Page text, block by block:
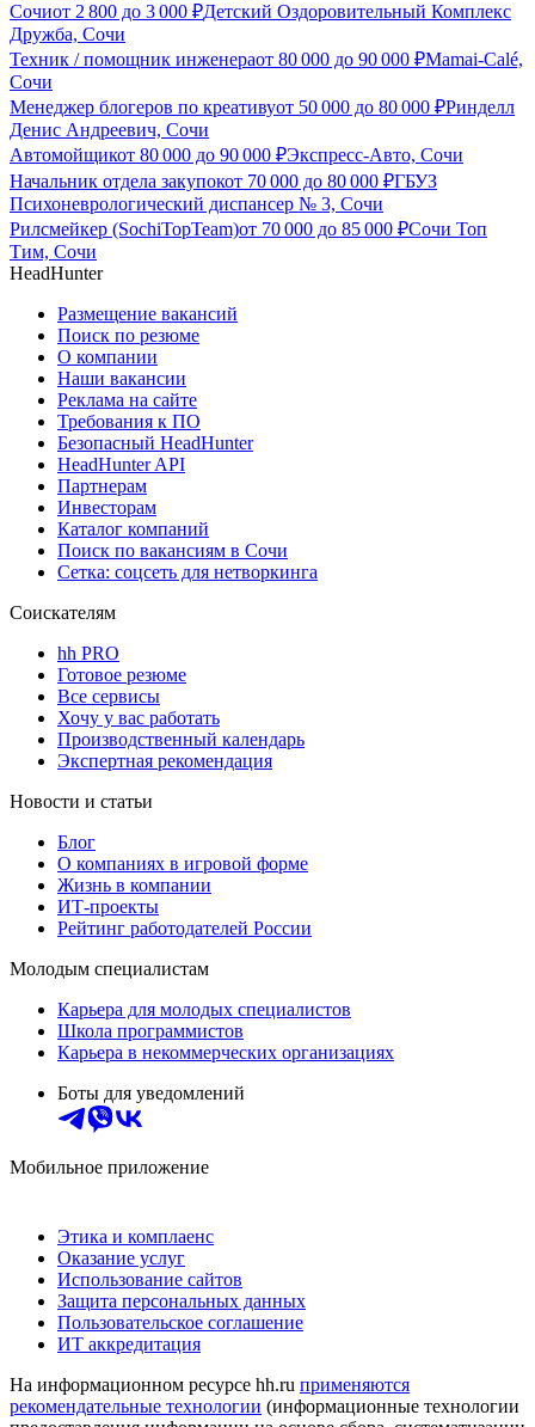
Сочиот 2 800 до 3 000 ₽Детский Оздоровительный Комплекс
Дружба, Сочи
Техник / помощник инженераот 80 000 до 90 000 ₽Mamai-Calé,
Сочи
Менеджер блогеров по креативуот 50 000 до 80 000 ₽Ринделл
Денис Андреевич, Сочи
Автомойщикот 80 000 до 90 000 ₽Экспресс-Авто, Сочи
Начальник отдела закупокот 70 000 до 80 000 ₽ГБУЗ
Психоневрологический диспансер № 3, Сочи
Рилсмейкер (SochiTopTeam)от 70 000 до 85 000 ₽Сочи Топ
Тим, Сочи
HeadHunter
Размещение вакансий
Поиск по резюме
О компании
Наши вакансии
Реклама на сайте
Требования к ПО
Безопасный HeadHunter
HeadHunter API
Партнерам
Инвесторам
Каталог компаний
Поиск по вакансиям в Сочи
Сетка: соцсеть для нетворкинга
Соискателям
hh PRO
Готовое резюме
Все сервисы
Хочу у вас работать
Производственный календарь
Экспертная рекомендация
Новости и статьи
Блог
О компаниях в игровой форме
Жизнь в компании
ИТ-проекты
Рейтинг работодателей России
Молодым специалистам
Карьера для молодых специалистов
Школа программистов
Карьера в некоммерческих организациях
Боты для уведомлений
Мобильное приложение
Этика и комплаенс
Оказание услуг
Использование сайтов
Защита персональных данных
Пользовательское соглашение
ИТ аккредитация
На информационном ресурсе hh.ru применяются
рекомендательные технологии (информационные технологии